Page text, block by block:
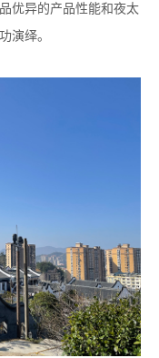
优异的产品性能和夜太
演绎。